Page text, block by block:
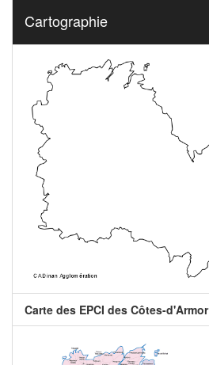
Cartographie
Carte des EPCI des Côtes-d'Armor